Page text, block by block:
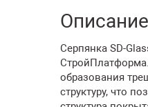
Описание
Серпянка SD-
образования
структуру, что